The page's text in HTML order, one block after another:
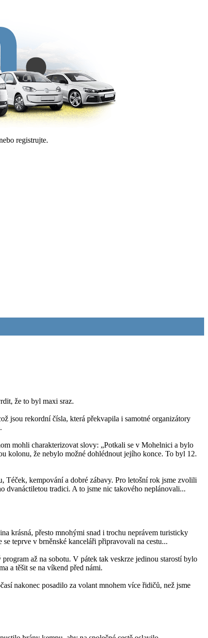
registrujte.
že to byl maxi sraz.
jsou rekordní čísla, která překvapila i samotné organizátory
mohli charakterizovat slovy: „Potkali se v Mohelnici a bylo
kolonu, že nebylo možné dohlédnout jejího konce. To byl 12.
Téček, kempování a dobré zábavy. Pro letošní rok jsme zvolili
dvanáctiletou tradici. A to jsme nic takového neplánovali...
krásná, přesto mnohými snad i trochu neprávem turisticky
teprve v brněnské kanceláři připravovali na cestu...
až na sobotu. V pátek tak veskrze jedinou starostí bylo
a těšit se na víkend před námi.
nakonec posadilo za volant mnohem více řidičů, než jsme